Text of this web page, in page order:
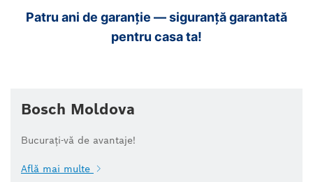
Patru ani de garanție — siguranță garantată
pentru casa ta!
Bosch Moldova
Bucurați-vă de avantaje!
Află mai multe